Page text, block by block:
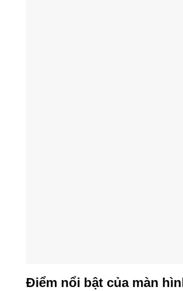
Điểm nổi bật của màn